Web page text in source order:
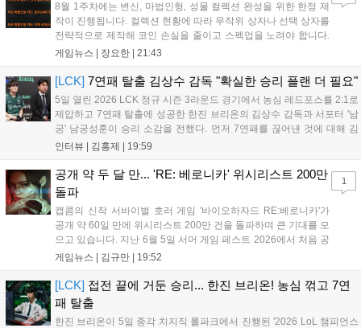
8월 1주차에는 변신, 마법인형, 성물 컬렉션 완성을 위한 한정 제
작이 진행됩니다. 컬렉션 현황에 따라 무작위 상자나 선택 상자를
전략적으로 제작해 코인 손실을 줄이고 스펙업을 노려야 합니다.
또한 주말에는 뽑기 픽업팩 위주의 특별 제작이 예정되어 있으니,
식을 신중히 선택하여 효율적인 성장을 도모하시길 바랍니다....
게임뉴스 | 장요한 21:43
[LCK] 7연패 탈출 김상수 감독 "확실한 승리 플랜 더 필요"
5일 열린 2026 LCK 정규 시즌 3라운드 경기에서 농심 레드포스를 2:1로
제압하고 7연패 탈출에 성공한 한진 브리온의 김상수 감독과 서포터 '남
궁' 남궁성훈이 승리 소감을 전했다. 먼저 7연패를 끊어낸 것에 대해 김
상수 감독은 "이겨서 정말 기쁘고 잘해준 선수들에게 고맙다"고 전했고,
인터뷰 | 김홍제 19:59
공개 약 두 달 만... 'RE: 베로니카' 위시리스트 200만
돌파
캡콤의 신작 서바이벌 호러 게임 '바이오하자드 RE:베로니카'가
공개 약 60일 만에 위시리스트 200만 건을 돌파하며 큰 기대를 모
으고 있습니다. 지난 6월 5일 서머 게임 페스트 2026에서 처음 공
개된 이 게임은 2000년 작을 현대적으로 재구성한 작품으로,
예정입니다. 클레어와 크리스 남매의 이야기를 다루며 RE 엔진을
기반으로 제작 중이나, 구체적인 출시일과 가격, 예약 구매 일정
은 아직 공개되지 않았습니다....
게임뉴스 | 김규만 19:52
1
[LCK] 접전 끝에 거둔 승리... 한진 브리온! 농심 꺾고 7연
패 탈출
한진 브리온이 5일 종각 치지직 롤파크에서 진행된 '2026 LoL 챔피언스